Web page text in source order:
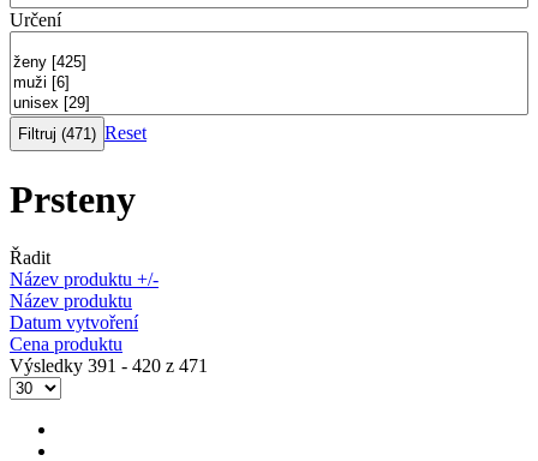
Určení
Reset
Prsteny
Řadit
Název produktu +/-
Název produktu
Datum vytvoření
Cena produktu
Výsledky 391 - 420 z 471